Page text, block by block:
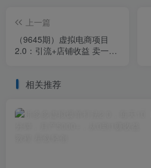
上一篇
（9645期）虚拟电商项目
2.0：引流+店铺收益 卖一
相关推荐